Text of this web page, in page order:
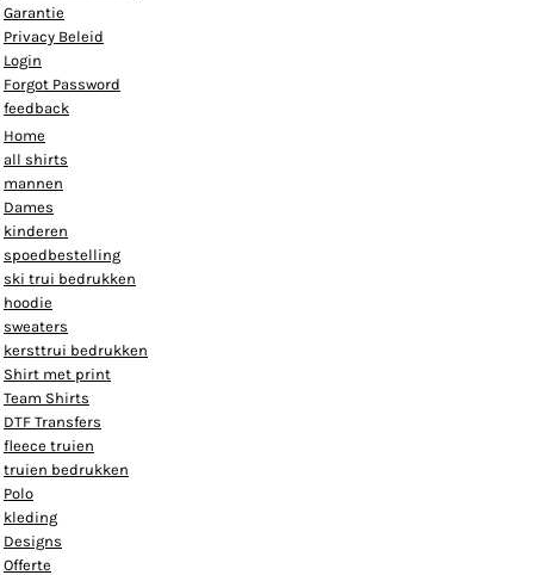
Garantie
Privacy Beleid
Login
Forgot Password
feedback
Home
all shirts
mannen
Dames
kinderen
spoedbestelling
ski trui bedrukken
hoodie
sweaters
kersttrui bedrukken
Shirt met print
Team Shirts
DTF Transfers
fleece truien
truien bedrukken
Polo
kleding
Designs
Offerte